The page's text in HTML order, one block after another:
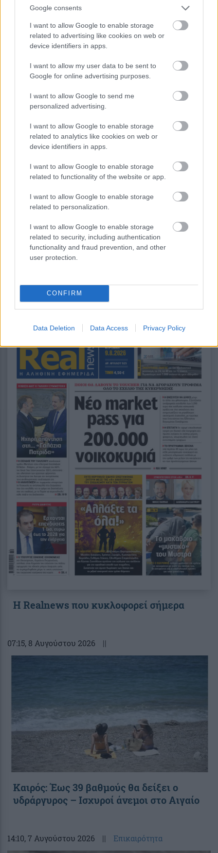
Google consents
I want to allow Google to enable storage
related to advertising like cookies on web or
device identifiers in apps.
I want to allow my user data to be sent to
Google for online advertising purposes.
I want to allow Google to send me
personalized advertising.
I want to allow Google to enable storage
related to analytics like cookies on web or
device identifiers in apps.
I want to allow Google to enable storage
related to functionality of the website or app.
I want to allow Google to enable storage
related to personalization.
I want to allow Google to enable storage
related to security, including authentication
functionality and fraud prevention, and other
user protection.
CONFIRM
Data Deletion Data Access Privacy Policy
λόγω ισχυρών δυνατοτήτων
κυβερνοασφάλειας
περισσότερα
Η Realnews που κυκλοφορεί σήμερα
07:15, 8 Αυγούστου 2026 ||
Καιρός: Έως 39 βαθμούς θα δείξει ο
υδράργυρος – Ισχυροί άνεμοι στο Αιγαίο
14:10, 7 Αυγούστου 2026 || Επικαιρότητα